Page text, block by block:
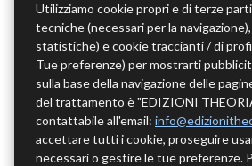
Utilizziamo cookie propri e di terze
tecniche (necessari per la
statistiche) e cookie traccianti / di
Tue preferenze) per mostrarti
sulla base della navigazione delle
del trattamento è "EDIZIONI THEORIA
contattabile all'email:
accettare tutti i cookie, proseguire
necessari o gestire le tue preferenze.